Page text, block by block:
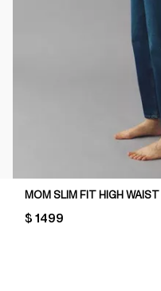
MOM SLIM FIT HIGH
PRICE:
$ 1499